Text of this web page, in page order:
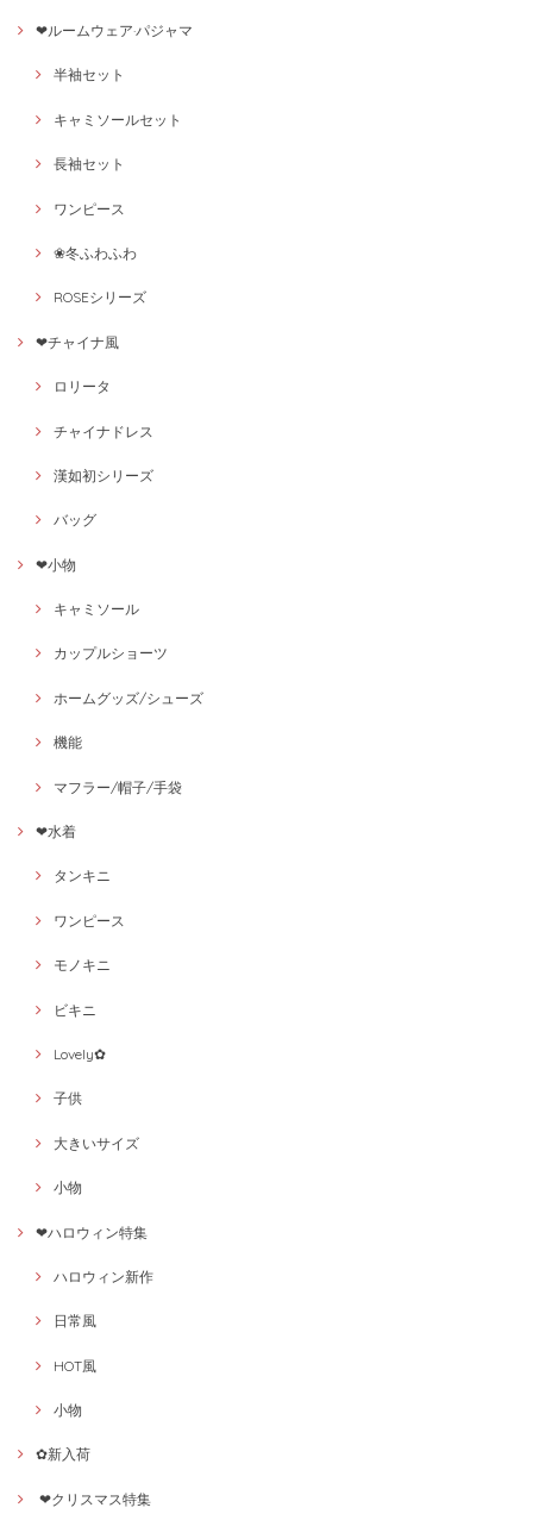
❤ルームウェア·パジャマ
半袖セット
キャミソールセット
長袖セット
ワンピース
❀冬ふわふわ
ROSEシリーズ
❤チャイナ風
ロリータ
チャイナドレス
漢如初シリーズ
バッグ
❤小物
キャミソール
カップルショーツ
ホームグッズ/シューズ
機能
マフラー/帽子/手袋
❤水着
タンキニ
ワンピース
モノキニ
ビキニ
Lovely✿
子供
大きいサイズ
小物
❤ハロウィン特集
ハロウィン新作
日常風
HOT風
小物
✿新入荷
❤クリスマス特集